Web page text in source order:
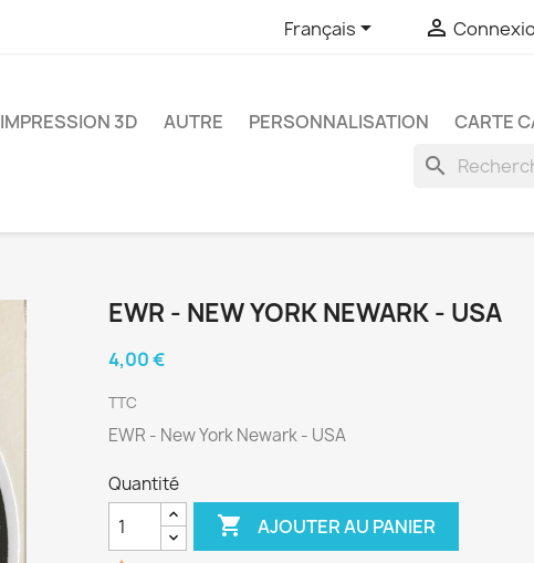
Français 
IMPRESSION 3D AUTRE PERSONNALISATION CARTE
search
EWR - NEW YORK NEWARK - USA
4,00 €
TTC
EWR - New York Newark - USA
Quantité
 AJOUTER AU PANIER